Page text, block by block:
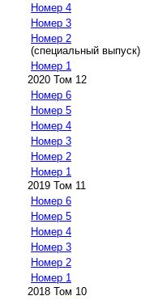
Номер 4
Номер 3
Номер 2
(специальный выпуск)
Номер 1
2020 Том 12
Номер 6
Номер 5
Номер 4
Номер 3
Номер 2
Номер 1
2019 Том 11
Номер 6
Номер 5
Номер 4
Номер 3
Номер 2
Номер 1
2018 Том 10